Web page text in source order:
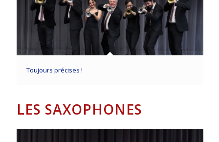
Toujours précises !
LES SAXOPHONES